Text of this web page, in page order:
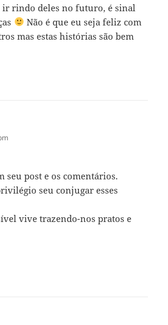
ir rindo deles no futuro, é sinal
Não é que eu seja feliz com
mas estas histórias são bem
seu post e os comentários.
seu conjugar esses
vive trazendo-nos pratos e